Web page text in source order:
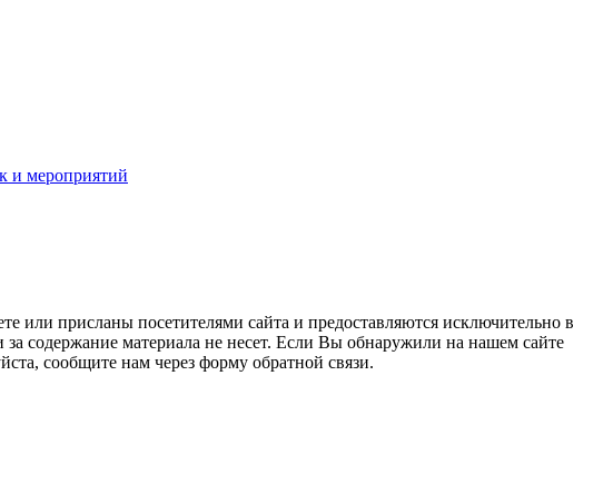
и мероприятий
или присланы посетителями сайта и предоставляются исключительно в
содержание материала не несет. Если Вы обнаружили на нашем сайте
сообщите нам через форму обратной связи.